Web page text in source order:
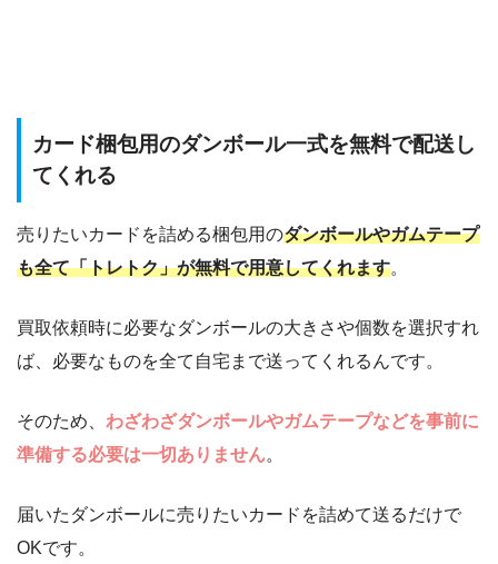
カード梱包用のダンボール一式を無料で配送し
てくれる
売りたいカードを詰める梱包用のダンボールやガムテープ
も全て「トレトク」が無料で用意してくれます。
買取依頼時に必要なダンボールの大きさや個数を選択すれ
ば、必要なものを全て自宅まで送ってくれるんです。
そのため、 わざわざダンボールやガムテープなどを事前に
準備する必要は一切ありません。
届いたダンボールに売りたいカードを詰めて送るだけで
OKです。